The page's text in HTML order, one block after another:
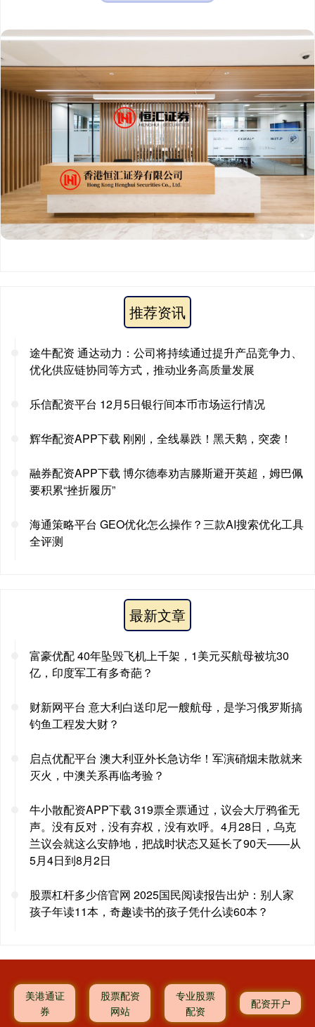
推荐资讯
途牛配资 通达动力：公司将持续通过提升产品竞争力、
优化供应链协同等方式，推动业务高质量发展
乐信配资平台 12月5日银行间本币市场运行情况
辉华配资APP下载 刚刚，全线暴跌！黑天鹅，突袭！
融券配资APP下载 博尔德奉劝吉滕斯避开英超，姆巴佩
要积累“挫折履历”
海通策略平台 GEO优化怎么操作？三款AI搜索优化工具
全评测
最新文章
富豪优配 40年坠毁飞机上千架，1美元买航母被坑30
亿，印度军工有多奇葩？
财新网平台 意大利白送印尼一艘航母，是学习俄罗斯搞
钓鱼工程发大财？
启点优配平台 澳大利亚外长急访华！军演硝烟未散就来
灭火，中澳关系再临考验？
牛小散配资APP下载 319票全票通过，议会大厅鸦雀无
声。没有反对，没有弃权，没有欢呼。4月28日，乌克
兰议会就这么安静地，把战时状态又延长了90天——从
5月4日到8月2日
股票杠杆多少倍官网 2025国民阅读报告出炉：别人家
孩子年读11本，奇趣读书的孩子凭什么读60本？
美港通证
券
股票配资
网站
专业股票
配资
配资开户